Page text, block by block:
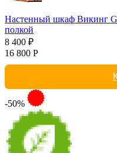
Настенный шкаф Викинг
полкой
8 400 ₽
16 800 Р
-50%